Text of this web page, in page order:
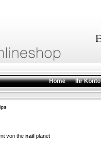
Home Ihr Konto
von the nailplanet